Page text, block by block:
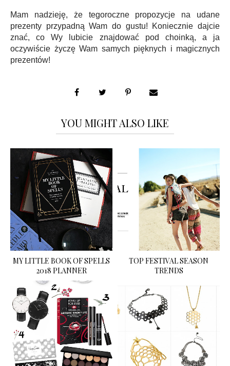
Mam nadzieję, że tegoroczne propozycje na udane
prezenty przypadną Wam do gustu! Koniecznie dajcie
znać, co Wy lubicie znajdować pod choinką, a ja
oczywiście życzę Wam samych pięknych i magicznych
prezentów!
YOU MIGHT ALSO LIKE
MY LITTLE BOOK OF SPELLS
2018 PLANNER
TOP FESTIVAL SEASON
TRENDS